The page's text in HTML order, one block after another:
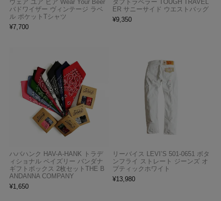
ウェア ユア ビア Wear Your Beer
バドワイザー ヴィンテージ ラベ
ル ポケットTシャツ
¥7,700
タフトラベラー TOUGH TRAVEL
ER サニーサイド ウエストバッグ
¥9,350
ハバハンク HAV-A-HANK トラデ
ィショナル ペイズリー バンダナ
ギフトボックス 2枚セットTHE B
ANDANNA COMPANY
¥1,650
リーバイス LEVI’S 501-0651 ボタ
ンフライ ストレート ジーンズ オ
プティックホワイト
¥13,980